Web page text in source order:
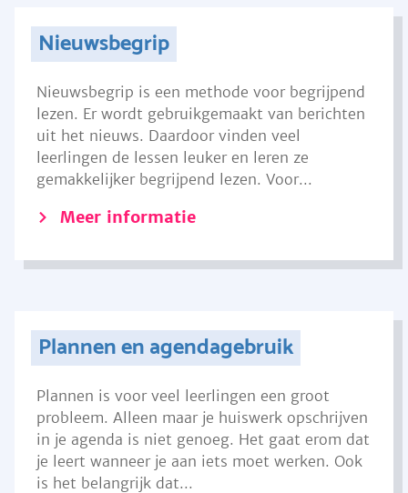
Nieuwsbegrip
Nieuwsbegrip is een methode voor begrijpend
lezen. Er wordt gebruikgemaakt van berichten
uit het nieuws. Daardoor vinden veel
leerlingen de lessen leuker en leren ze
gemakkelijker begrijpend lezen. Voor...
Meer informatie
Plannen en agendagebruik
Plannen is voor veel leerlingen een groot
probleem. Alleen maar je huiswerk opschrijven
in je agenda is niet genoeg. Het gaat erom dat
je leert wanneer je aan iets moet werken. Ook
is het belangrijk dat...